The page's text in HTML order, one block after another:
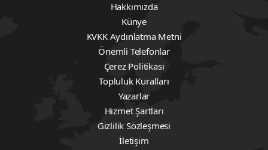
Hakkımızda
Künye
KVKK Aydınlatma Metni
Önemli Telefonlar
Çerez Politikası
Topluluk Kuralları
Yazarlar
Hizmet Şartları
Gizlilik Sözleşmesi
İletişim